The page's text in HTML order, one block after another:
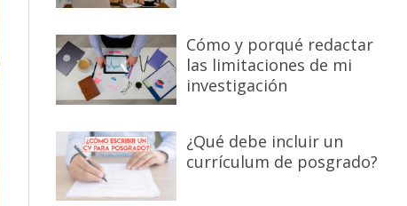
Cómo y porqué redactar
las limitaciones de mi
investigación
¿Qué debe incluir un
currículum de posgrado?